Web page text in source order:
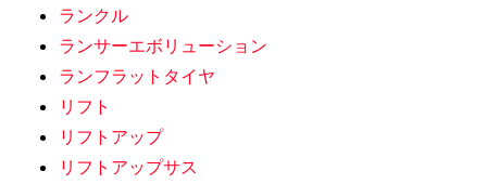
ランクル
ランサーエボリューション
ランフラットタイヤ
リフト
リフトアップ
リフトアップサス